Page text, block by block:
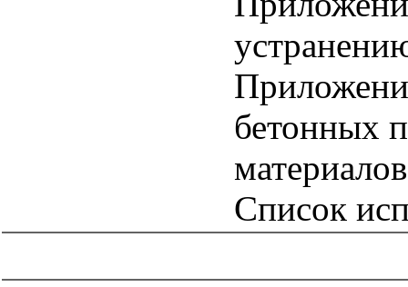
бетонных
материалов
Список